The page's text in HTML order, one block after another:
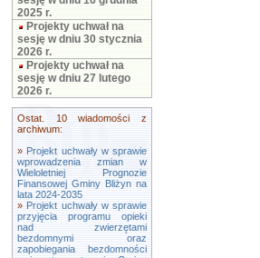
2025 r.
Projekty uchwał na
sesję w dniu 30 stycznia
2026 r.
Projekty uchwał na
sesję w dniu 27 lutego
2026 r.
Ostat. 10 wiadomości z
archiwum:
» Projekt uchwały w sprawie
wprowadzenia zmian w
Wieloletniej Prognozie
Finansowej Gminy Bliżyn na
lata 2024-2035
» Projekt uchwały w sprawie
przyjęcia programu opieki
nad zwierzętami
bezdomnymi oraz
zapobiegania bezdomności